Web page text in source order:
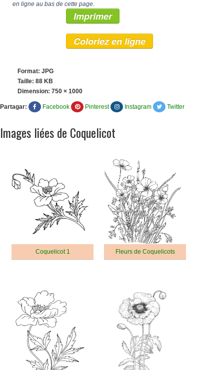
en ligne au bas de cette page.
Imprimer
Coloriez en ligne
Format: JPG
Taille: 88 KB
Dimension: 750 × 1000
Partagar: Facebook Pinterest Instagram Twitter
Images liées de Coquelicot
Coquelicot 1 Fleurs de Coquelicots